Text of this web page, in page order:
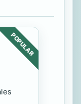
POPULAR